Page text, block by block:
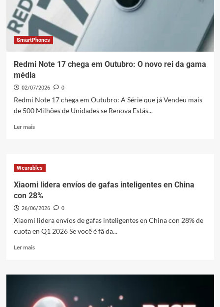
17
e
Ultra
em
SmartPhones
Redmi Note 17 chega em Outubro: O novo rei da gama
média
02/07/2026 0
Redmi Note 17 chega em Outubro: A Série que já Vendeu mais
de 500 Milhões de Unidades se Renova Estás...
Ler maisLeia
Note
17
chega
em
Outubro:
O
novo
gama
Wearables
Xiaomi lidera envíos de gafas inteligentes en China
con 28%
26/06/2026 0
Xiaomi lidera envíos de gafas inteligentes en China con 28% de
cuota en Q1 2026 Se você é fã da...
Ler maisLeia
Xiaomi
envíos
de